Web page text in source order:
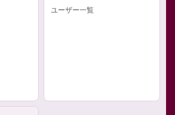
ユーザー一覧